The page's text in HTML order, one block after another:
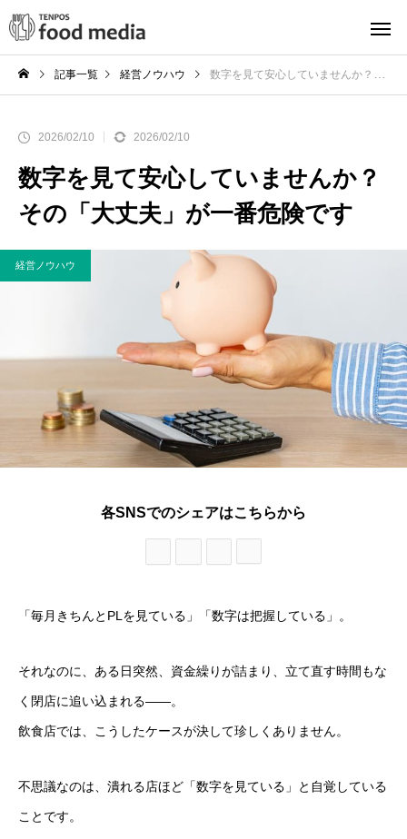
記事一覧 経営ノウハウ 数字を見て安心していませんか？その「大丈夫」が一番危険です
2026/02/10 2026/02/10
数字を見て安心していませんか？
その「大丈夫」が一番危険です
経営ノウハウ
各SNSでのシェアはこちらから
「毎月きちんとPLを見ている」「数字は把握している」。
それなのに、ある日突然、資金繰りが詰まり、立て直す時間もな
く閉店に追い込まれる——。
飲食店では、こうしたケースが決して珍しくありません。
不思議なのは、潰れる店ほど「数字を見ている」と自覚している
ことです。